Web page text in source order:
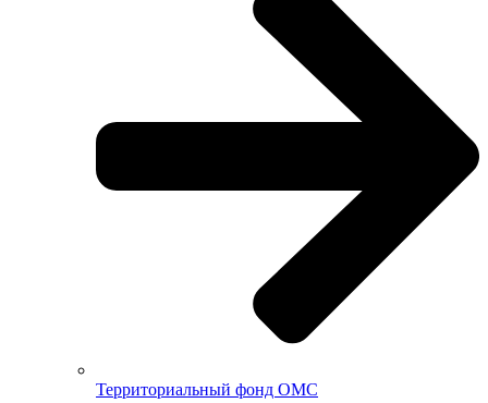
Территориальный фонд ОМС